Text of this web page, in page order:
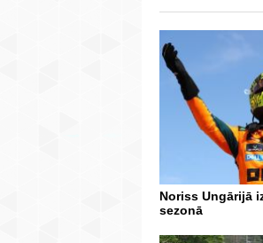
Noriss Ungārijā
sezonā